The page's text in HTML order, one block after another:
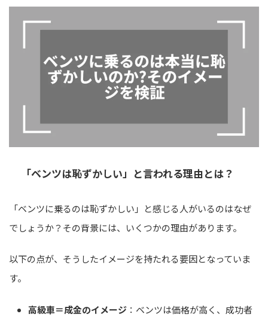
「ベンツは恥ずかしい」と言われる理由とは？
「ベンツに乗るのは恥ずかしい」と感じる人がいるのはなぜ
でしょうか？その背景には、いくつかの理由があります。
以下の点が、そうしたイメージを持たれる要因となっていま
す。
高級車＝成金のイメージ ：ベンツは価格が高く、成功者